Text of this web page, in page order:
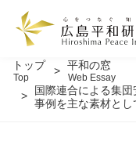
トップ
Top
平和の窓
Web Essay
国際連合による集
事例を主な素材とし